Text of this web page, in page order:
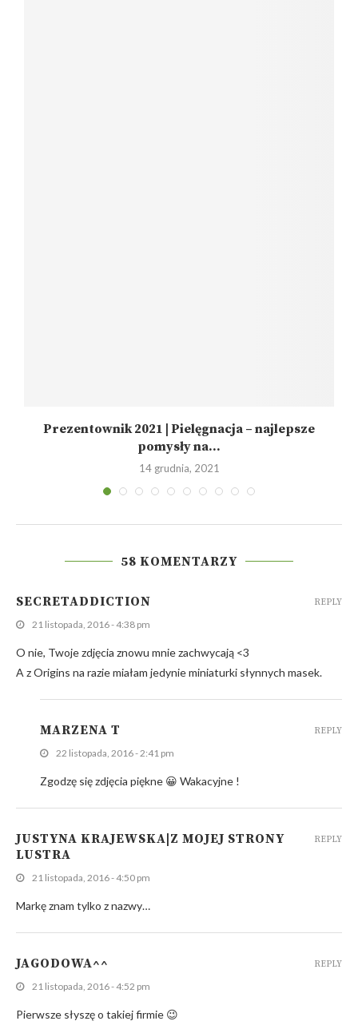
Prezentownik 2021 | Pielęgnacja – najlepsze
pomysły na...
14 grudnia, 2021
58 KOMENTARZY
SECRETADDICTION
21 listopada, 2016 - 4:38 pm
O nie, Twoje zdjęcia znowu mnie zachwycają <3
A z Origins na razie miałam jedynie miniaturki słynnych masek.
REPLY
MARZENA T
22 listopada, 2016 - 2:41 pm
Zgodzę się zdjęcia piękne 😀 Wakacyjne !
REPLY
JUSTYNA KRAJEWSKA|Z MOJEJ STRONY
LUSTRA
21 listopada, 2016 - 4:50 pm
Markę znam tylko z nazwy…
REPLY
JAGODOWA^^
21 listopada, 2016 - 4:52 pm
Pierwsze słyszę o takiej firmie 😉
REPLY